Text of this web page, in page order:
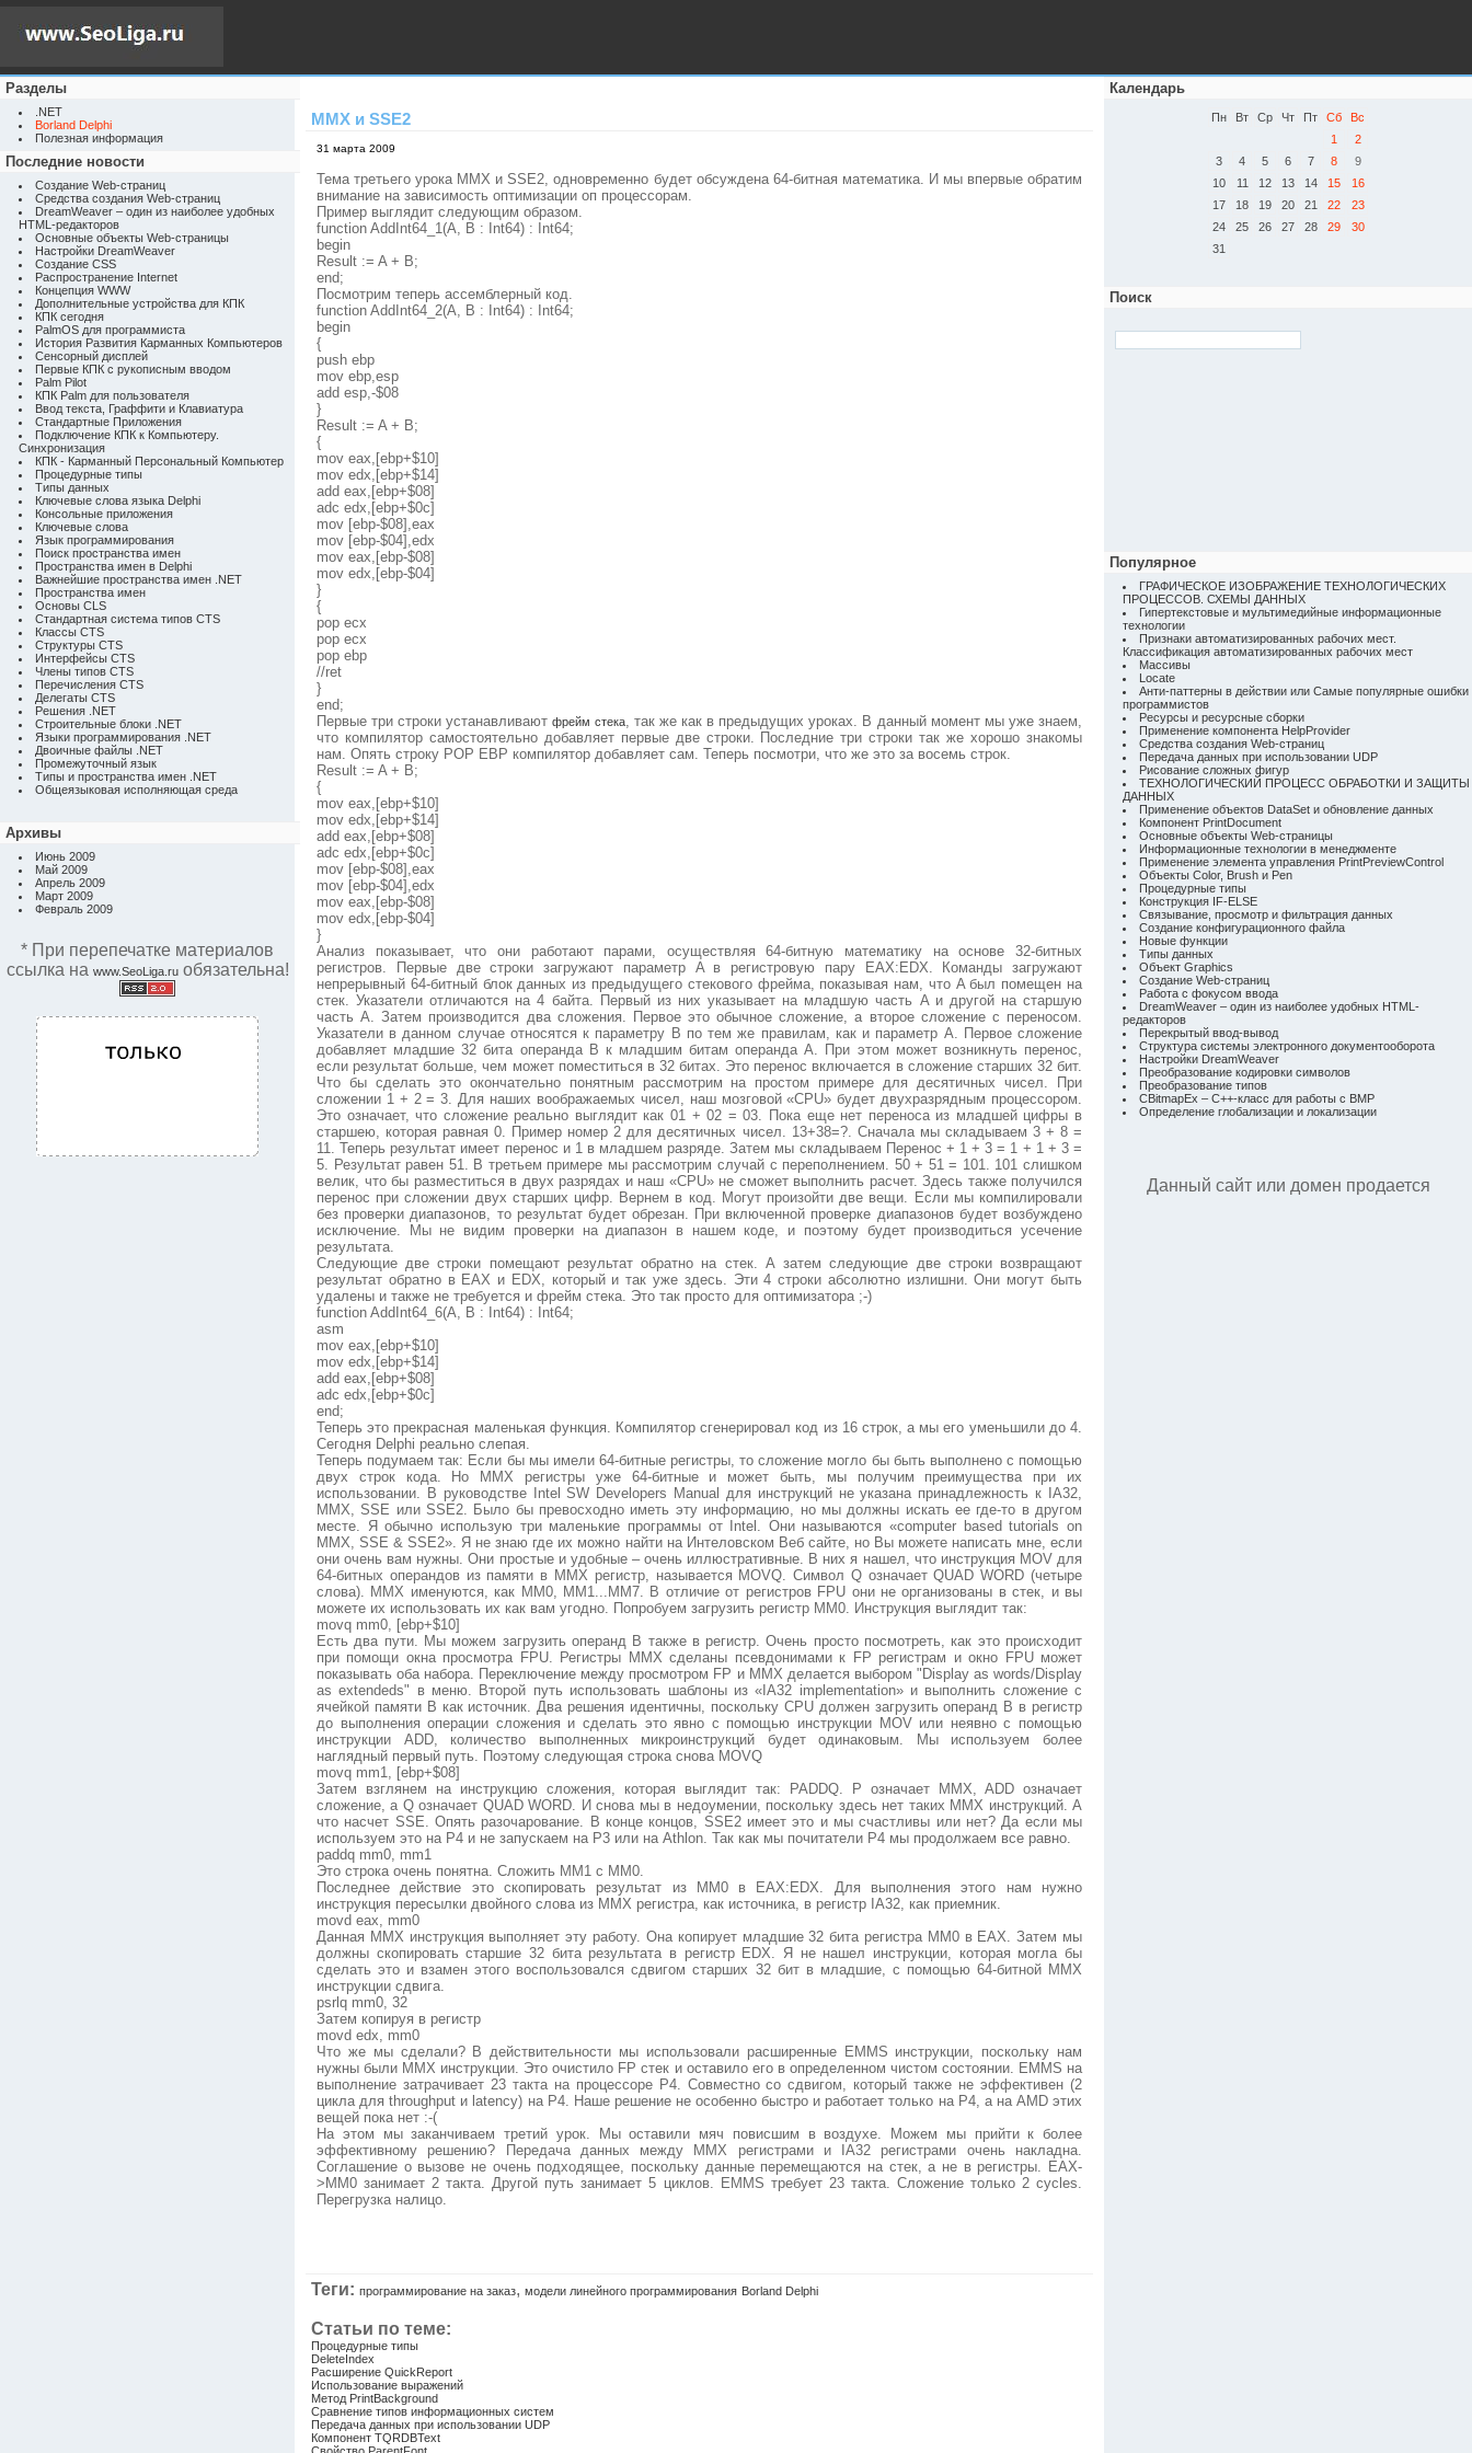
Разделы
.NET
Borland Delphi
Полезная информация
Последние новости
Создание Web-страниц
Средства создания Web-страниц
DreamWeaver – один из наиболее удобных
HTML-редакторов
Основные объекты Web-страницы
Настройки DreamWeaver
Создание CSS
Распространение Internet
Концепция WWW
Дополнительные устройства для КПК
КПК сегодня
PalmOS для программиста
История Развития Карманных Компьютеров
Сенсорный дисплей
Первые КПК с рукописным вводом
Palm Pilot
КПК Palm для пользователя
Ввод текста, Граффити и Клавиатура
Стандартные Приложения
Подключение КПК к Компьютеру.
Синхронизация
КПК - Карманный Персональный Компьютер
Процедурные типы
Типы данных
Ключевые слова языка Delphi
Консольные приложения
Ключевые слова
Язык программирования
Поиск пространства имен
Пространства имен в Delphi
Важнейшие пространства имен .NET
Пространства имен
Основы CLS
Стандартная система типов CTS
Классы CTS
Структуры CTS
Интерфейсы CTS
Члены типов CTS
Перечисления CTS
Делегаты CTS
Решения .NET
Строительные блоки .NET
Языки программирования .NET
Двоичные файлы .NET
Промежуточный язык
Типы и пространства имен .NET
Общеязыковая исполняющая среда
Архивы
Июнь 2009
Май 2009
Апрель 2009
Март 2009
Февраль 2009
* При перепечатке материалов
ссылка на www.SeoLiga.ruобязательна!
MMX и SSE2
31 марта 2009
Тема третьего урока MMX и SSE2, одновременно будет обсуждена 64-битная математика. И мы впервые обратим
внимание на зависимость оптимизации оп процессорам.
Пример выглядит следующим образом.
function AddInt64_1(A, B : Int64) : Int64;
begin
Result := A + B;
end;
Посмотрим теперь ассемблерный код.
function AddInt64_2(A, B : Int64) : Int64;
begin
{
push ebp
mov ebp,esp
add esp,-$08
}
Result := A + B;
{
mov eax,[ebp+$10]
mov edx,[ebp+$14]
add eax,[ebp+$08]
adc edx,[ebp+$0c]
mov [ebp-$08],eax
mov [ebp-$04],edx
mov eax,[ebp-$08]
mov edx,[ebp-$04]
}
{
pop ecx
pop ecx
pop ebp
//ret
}
end;
Первые три строки устанавливаютфрейм стека, так же как в предыдущих уроках. В данный момент мы уже знаем,
что компилятор самостоятельно добавляет первые две строки. Последние три строки так же хорошо знакомы
нам. Опять строку POP EBP компилятор добавляет сам. Теперь посмотри, что же это за восемь строк.
Result := A + B;
{
mov eax,[ebp+$10]
mov edx,[ebp+$14]
add eax,[ebp+$08]
adc edx,[ebp+$0c]
mov [ebp-$08],eax
mov [ebp-$04],edx
mov eax,[ebp-$08]
mov edx,[ebp-$04]
}
Анализ показывает, что они работают парами, осуществляя 64-битную математику на основе 32-битных
регистров. Первые две строки загружают параметр A в регистровую пару EAX:EDX. Команды загружают
непрерывный 64-битный блок данных из предыдущего стекового фрейма, показывая нам, что A был помещен на
стек. Указатели отличаются на 4 байта. Первый из них указывает на младшую часть A и другой на старшую
часть A. Затем производится два сложения. Первое это обычное сложение, а второе сложение с переносом.
Указатели в данном случае относятся к параметру B по тем же правилам, как и параметр A. Первое сложение
добавляет младшие 32 бита операнда B к младшим битам операнда A. При этом может возникнуть перенос,
если результат больше, чем может поместиться в 32 битах. Это перенос включается в сложение старших 32 бит.
Что бы сделать это окончательно понятным рассмотрим на простом примере для десятичных чисел. При
сложении 1 + 2 = 3. Для наших воображаемых чисел, наш мозговой «CPU» будет двухразрядным процессором.
Это означает, что сложение реально выглядит как 01 + 02 = 03. Пока еще нет переноса из младшей цифры в
старшею, которая равная 0. Пример номер 2 для десятичных чисел. 13+38=?. Сначала мы складываем 3 + 8 =
11. Теперь результат имеет перенос и 1 в младшем разряде. Затем мы складываем Перенос + 1 + 3 = 1 + 1 + 3 =
5. Результат равен 51. В третьем примере мы рассмотрим случай с переполнением. 50 + 51 = 101. 101 слишком
велик, что бы разместиться в двух разрядах и наш «CPU» не сможет выполнить расчет. Здесь также получился
перенос при сложении двух старших цифр. Вернем в код. Могут произойти две вещи. Если мы компилировали
без проверки диапазонов, то результат будет обрезан. При включенной проверке диапазонов будет возбуждено
исключение. Мы не видим проверки на диапазон в нашем коде, и поэтому будет производиться усечение
результата.
Следующие две строки помещают результат обратно на стек. А затем следующие две строки возвращают
результат обратно в EAX и EDX, который и так уже здесь. Эти 4 строки абсолютно излишни. Они могут быть
удалены и также не требуется и фрейм стека. Это так просто для оптимизатора ;-)
function AddInt64_6(A, B : Int64) : Int64;
asm
mov eax,[ebp+$10]
mov edx,[ebp+$14]
add eax,[ebp+$08]
adc edx,[ebp+$0c]
end;
Теперь это прекрасная маленькая функция. Компилятор сгенерировал код из 16 строк, а мы его уменьшили до 4.
Сегодня Delphi реально слепая.
Теперь подумаем так: Если бы мы имели 64-битные регистры, то сложение могло бы быть выполнено с помощью
двух строк кода. Но MMX регистры уже 64-битные и может быть, мы получим преимущества при их
использовании. В руководстве Intel SW Developers Manual для инструкций не указана принадлежность к IA32,
MMX, SSE или SSE2. Было бы превосходно иметь эту информацию, но мы должны искать ее где-то в другом
месте. Я обычно использую три маленькие программы от Intel. Они называются «computer based tutorials on
MMX, SSE & SSE2». Я не знаю где их можно найти на Интеловском Веб сайте, но Вы можете написать мне, если
они очень вам нужны. Они простые и удобные – очень иллюстративные. В них я нашел, что инструкция MOV для
64-битных операндов из памяти в MMX регистр, называется MOVQ. Символ Q означает QUAD WORD (четыре
слова). MMX именуются, как MM0, MM1...MM7. В отличие от регистров FPU они не организованы в стек, и вы
можете их использовать их как вам угодно. Попробуем загрузить регистр MM0. Инструкция выглядит так:
movq mm0, [ebp+$10]
Есть два пути. Мы можем загрузить операнд B также в регистр. Очень просто посмотреть, как это происходит
при помощи окна просмотра FPU. Регистры MMX сделаны псевдонимами к FP регистрам и окно FPU может
показывать оба набора. Переключение между просмотром FP и MMX делается выбором "Display as words/Display
as extendeds" в меню. Второй путь использовать шаблоны из «IA32 implementation» и выполнить сложение с
ячейкой памяти B как источник. Два решения идентичны, поскольку CPU должен загрузить операнд B в регистр
до выполнения операции сложения и сделать это явно с помощью инструкции MOV или неявно с помощью
инструкции ADD, количество выполненных микроинструкций будет одинаковым. Мы используем более
наглядный первый путь. Поэтому следующая строка снова MOVQ
movq mm1, [ebp+$08]
Затем взглянем на инструкцию сложения, которая выглядит так: PADDQ. P означает MMX, ADD означает
сложение, а Q означает QUAD WORD. И снова мы в недоумении, поскольку здесь нет таких MMX инструкций. А
что насчет SSE. Опять разочарование. В конце концов, SSE2 имеет это и мы счастливы или нет? Да если мы
используем это на P4 и не запускаем на P3 или на Athlon. Так как мы почитатели P4 мы продолжаем все равно.
paddq mm0, mm1
Это строка очень понятна. Сложить MM1 с MM0.
Последнее действие это скопировать результат из MM0 в EAX:EDX. Для выполнения этого нам нужно
инструкция пересылки двойного слова из MMX регистра, как источника, в регистр IA32, как приемник.
movd eax, mm0
Данная MMX инструкция выполняет эту работу. Она копирует младшие 32 бита регистра MM0 в EAX. Затем мы
должны скопировать старшие 32 бита результата в регистр EDX. Я не нашел инструкции, которая могла бы
сделать это и взамен этого воспользовался сдвигом старших 32 бит в младшие, с помощью 64-битной MMX
инструкции сдвига.
psrlq mm0, 32
Затем копируя в регистр
movd edx, mm0
Что же мы сделали? В действительности мы использовали расширенные EMMS инструкции, поскольку нам
нужны были MMX инструкции. Это очистило FP стек и оставило его в определенном чистом состоянии. EMMS на
выполнение затрачивает 23 такта на процессоре P4. Совместно со сдвигом, который также не эффективен (2
цикла для throughput и latency) на P4. Наше решение не особенно быстро и работает только на P4, а на AMD этих
вещей пока нет :-(
На этом мы заканчиваем третий урок. Мы оставили мяч повисшим в воздухе. Можем мы прийти к более
эффективному решению? Передача данных между MMX регистрами и IA32 регистрами очень накладна.
Соглашение о вызове не очень подходящее, поскольку данные перемещаются на стек, а не в регистры. EAX-
>MM0 занимает 2 такта. Другой путь занимает 5 циклов. EMMS требует 23 такта. Сложение только 2 cycles.
Перегрузка налицо.
Теги: программирование на заказ, модели линейного программирования Borland Delphi
Статьи по теме:
Процедурные типы
DeleteIndex
Расширение QuickReport
Использование выражений
Метод PrintBackground
Сравнение типов информационных систем
Передача данных при использовании UDP
Компонент TQRDBText
Календарь
Пн Вт Ср Чт Пт Сб
Вс
1
2
3
4 5 6 7 8
9
10
11 12 13 14 15
16
17
18 19 20 21 22
23
24
25 26 27 28 29
30
31
Поиск
Популярное
ГРАФИЧЕСКОЕ ИЗОБРАЖЕНИЕ ТЕХНОЛОГИЧЕСКИХ
ПРОЦЕССОВ. СХЕМЫ ДАННЫХ
Гипертекстовые и мультимедийные информационные
технологии
Признаки автоматизированных рабочих мест.
Классификация автоматизированных рабочих мест
Массивы
Locate
Анти-паттерны в действии или Самые популярные ошибки
программистов
Ресурсы и ресурсные сборки
Применение компонента HelpProvider
Средства создания Web-страниц
Передача данных при использовании UDP
Рисование сложных фигур
ТЕХНОЛОГИЧЕСКИЙ ПРОЦЕСС ОБРАБОТКИ И ЗАЩИТЫ
ДАННЫХ
Применение объектов DataSet и обновление данных
Компонент PrintDocument
Основные объекты Web-страницы
Информационные технологии в менеджменте
Применение элемента управления PrintPreviewControl
Объекты Color, Brush и Pen
Процедурные типы
Конструкция IF-ELSE
Связывание, просмотр и фильтрация данных
Создание конфигурационного файла
Новые функции
Типы данных
Объект Graphics
Создание Web-страниц
Работа с фокусом ввода
DreamWeaver – один из наиболее удобных HTML-
редакторов
Перекрытый ввод-вывод
Структура системы электронного документооборота
Настройки DreamWeaver
Преобразование кодировки символов
Преобразование типов
CBitmapEx – C++-класс для работы с BMP
Определение глобализации и локализации
Данный сайт или домен продается